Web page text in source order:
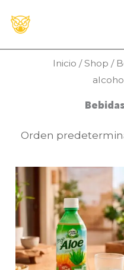
Inicio /Shop /